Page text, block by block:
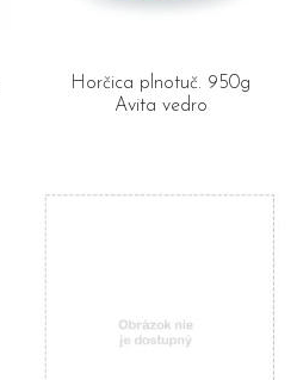
Horčica plnotuč. 950g
Avita vedro